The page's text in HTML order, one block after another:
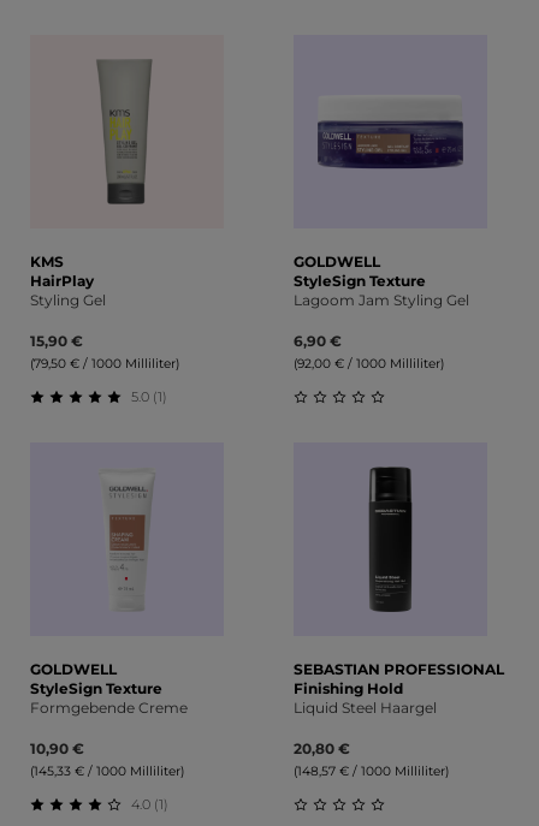
KMS
HairPlay
Styling Gel
15,90 €
(79,50 € / 1000 Milliliter)
5.0 (1)
GOLDWELL
StyleSign Texture
Lagoom Jam Styling Gel
6,90 €
(92,00 € / 1000 Milliliter)
GOLDWELL
StyleSign Texture
Formgebende Creme
10,90 €
(145,33 € / 1000 Milliliter)
4.0 (1)
SEBASTIAN PROFESSIONAL
Finishing Hold
Liquid Steel Haargel
20,80 €
(148,57 € / 1000 Milliliter)